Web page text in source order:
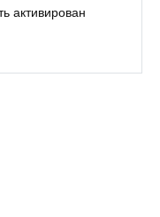
активирован